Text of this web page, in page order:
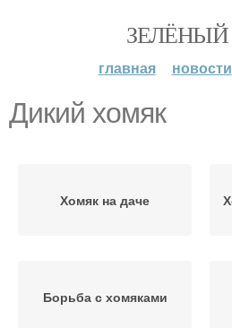
ЗЕЛЁНЫЙ
главная новости
Дикий хомяк
Хомяк на даче
Борьба с хомяками